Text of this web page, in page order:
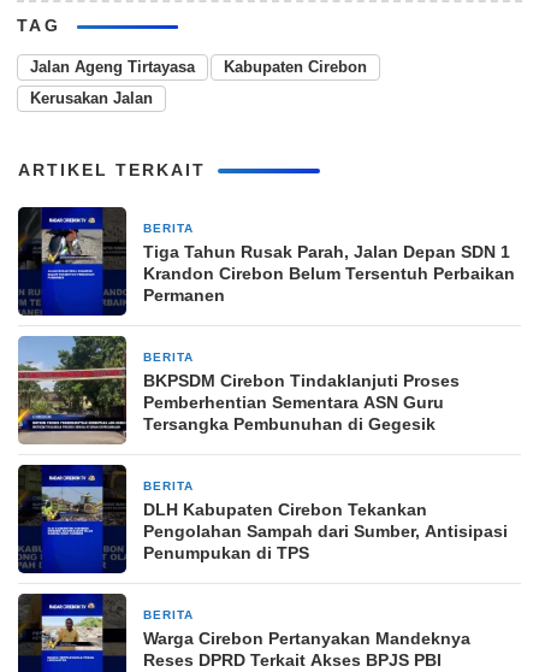
TAG
Jalan Ageng Tirtayasa
Kabupaten Cirebon
Kerusakan Jalan
ARTIKEL TERKAIT
BERITA
Tiga Tahun Rusak Parah, Jalan Depan SDN 1
Krandon Cirebon Belum Tersentuh Perbaikan
Permanen
BERITA
BKPSDM Cirebon Tindaklanjuti Proses
Pemberhentian Sementara ASN Guru
Tersangka Pembunuhan di Gegesik
BERITA
DLH Kabupaten Cirebon Tekankan
Pengolahan Sampah dari Sumber, Antisipasi
Penumpukan di TPS
BERITA
Warga Cirebon Pertanyakan Mandeknya
Reses DPRD Terkait Akses BPJS PBI